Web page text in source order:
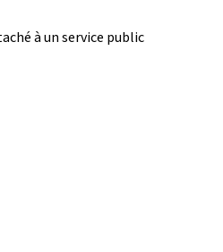
à un service public